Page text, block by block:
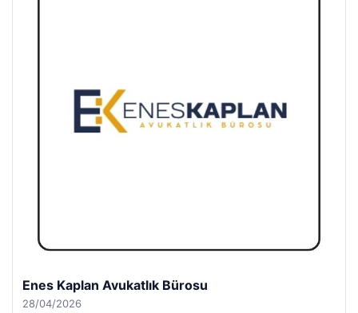
Enes Kaplan Avukatlık Bürosu
28/04/2026